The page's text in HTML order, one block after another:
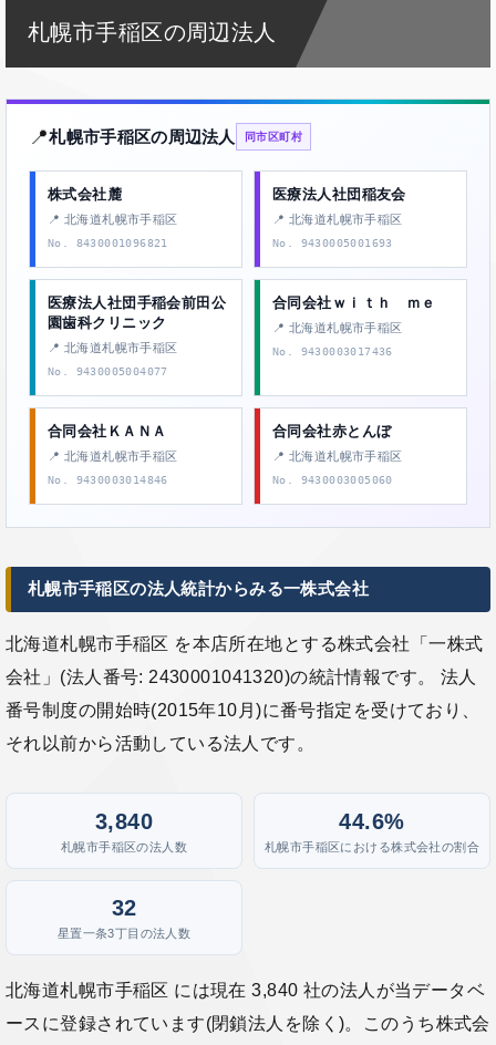
札幌市手稲区の周辺法人
📍札幌市手稲区の周辺法人 同市区町村
株式会社麓
📍 北海道札幌市手稲区
No. 8430001096821
医療法人社団稲友会
📍 北海道札幌市手稲区
No. 9430005001693
医療法人社団手稲会前田公
園歯科クリニック
📍 北海道札幌市手稲区
No. 9430005004077
合同会社ｗｉｔｈ ｍｅ
📍 北海道札幌市手稲区
No. 9430003017436
合同会社ＫＡＮＡ
📍 北海道札幌市手稲区
No. 9430003014846
合同会社赤とんぼ
📍 北海道札幌市手稲区
No. 9430003005060
札幌市手稲区の法人統計からみる一株式会社
北海道札幌市手稲区 を本店所在地とする株式会社「一株式
会社」(法人番号: 2430001041320)の統計情報です。 法人
番号制度の開始時(2015年10月)に番号指定を受けており、
それ以前から活動している法人です。
3,840
札幌市手稲区の法人数
44.6%
札幌市手稲区における株式会社の割合
32
星置一条3丁目の法人数
北海道札幌市手稲区 には現在 3,840 社の法人が当データベ
ースに登録されています(閉鎖法人を除く)。このうち株式会